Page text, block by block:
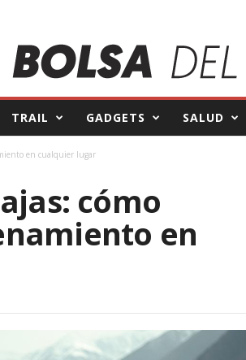
TRAIL GADGETS SALUD
en cualquier lugar
cómo
en